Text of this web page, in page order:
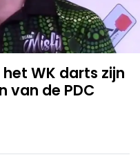
WK darts zijn
van de PDC